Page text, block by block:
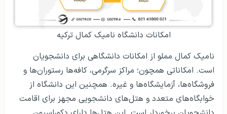
امکانات دانشگاه نامیک کمال ترکیه
نامیک کمال مملو از امکانات دانشگاهی برای دانشجویان
است. امکاناتی همچون؛ مراکز سرگرمی، کافه‌ها رستوران‌ها و
فروشگاه‌ها، آزمایشگاه‌ها و غیره. همچنین این دانشگاه از
خوابگاه‌های متعدد و هتل‌های دانشجویی مجهز برای اقامت